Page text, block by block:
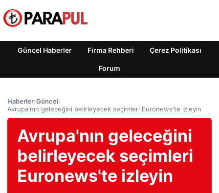
Güncel Haberler Firma Rehberi Çerez Politikası
Forum
Haberler›Güncel›
Avrupa'nın geleceğini belirleyecek seçimleri Euronews'te izleyin
Avrupa'nın geleceğini
belirleyecek seçimleri
Euronews'te izleyin